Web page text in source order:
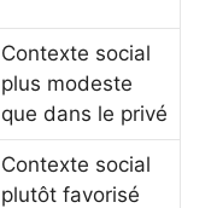
Contexte social
plus modeste
que dans le privé
Contexte social
plutôt favorisé